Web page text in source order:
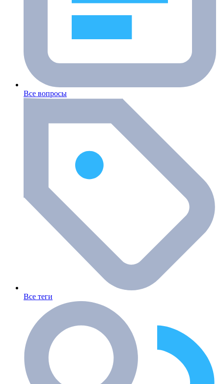
Все вопросы
Все теги